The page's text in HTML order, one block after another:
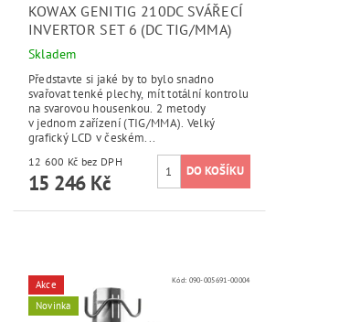
KOWAX GENITIG 210DC SVÁŘECÍ
INVERTOR SET 6 (DC TIG/MMA)
Skladem
Představte si jaké by to bylo snadno
svařovat tenké plechy, mít totální kontrolu
na svarovou housenkou. 2 metody
v jednom zařízení (TIG/MMA). Velký
grafický LCD v českém...
12 600 Kč bez DPH
15 246 Kč
Akce
Novinka
Kód: 090-005691-00004